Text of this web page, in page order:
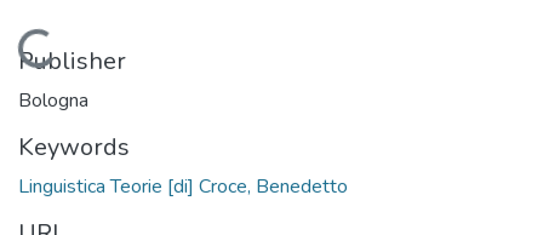
Loading...
Publisher
Bologna
Keywords
Linguistica Teorie [di] Croce, Benedetto